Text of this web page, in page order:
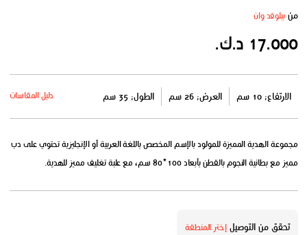
منبيلوفد وان
17.000 د.ك.
الارتفاع: 10 سم العرض: 26 سم الطول: 35 سم دليل المقاسات
مجموعة الهدية المميزة للمولود بالإسم المخصص باللغة العربية أو الإنجليزية تحتوي على دب
مميز مع بطانية النجوم بالقطن بأبعاد 100*80 سم، مع علبة تغليف مميز للهدية.
تحقق من التوصيلإختر المنطقة